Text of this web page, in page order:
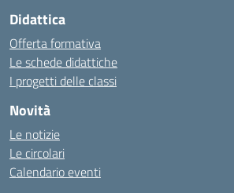
Didattica
Offerta formativa
Le schede didattiche
I progetti delle classi
Novità
Le notizie
Le circolari
Calendario eventi